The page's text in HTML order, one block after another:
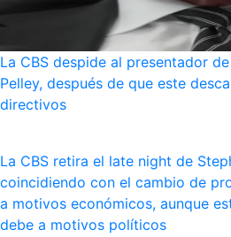
La CBS despide al presentador de
Pelley, después de que este
directivos
La CBS retira el late night de
coincidiendo con el cambio de
a motivos económicos, aunque
debe a motivos políticos